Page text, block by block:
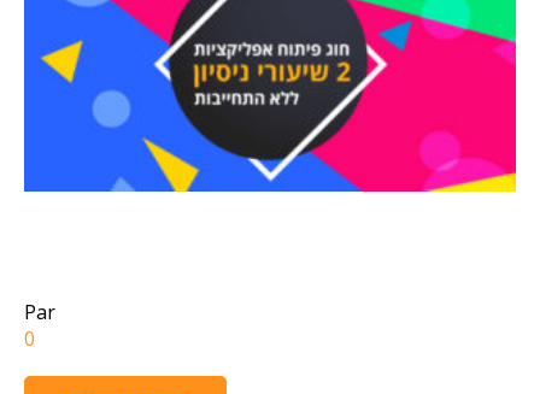
Par
0
Âge de votre enfant
Âge de votre enfant
E-mail des parents